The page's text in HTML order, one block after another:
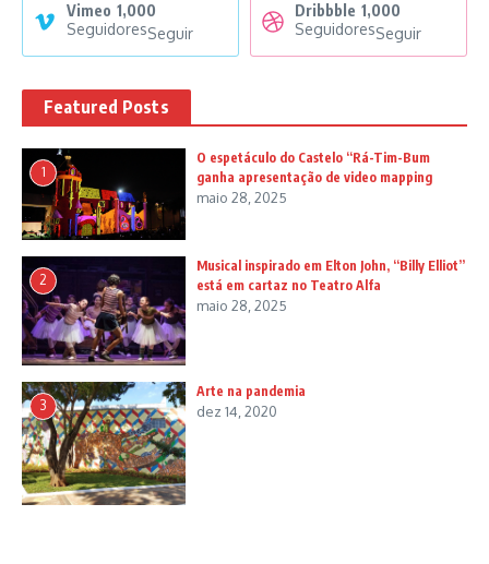
Vimeo 1,000
SeguidoresSeguir
Dribbble 1,000
SeguidoresSeguir
Featured Posts
1
O espetáculo do Castelo “Rá-Tim-Bum
ganha apresentação de video mapping
maio 28, 2025
2
Musical inspirado em Elton John, “Billy Elliot”
está em cartaz no Teatro Alfa
maio 28, 2025
3
Arte na pandemia
dez 14, 2020